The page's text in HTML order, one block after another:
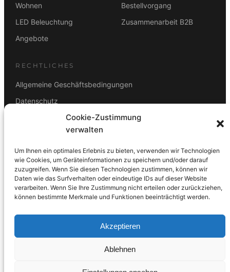
Cookie-Zustimmung
verwalten
Um Ihnen ein optimales Erlebnis zu bieten, verwenden wir Technologien
wie Cookies, um Geräteinformationen zu speichern und/oder darauf
zuzugreifen. Wenn Sie diesen Technologien zustimmen, können wir
Daten wie das Surfverhalten oder eindeutige IDs auf dieser Website
verarbeiten. Wenn Sie Ihre Zustimmung nicht erteilen oder zurückziehen,
können bestimmte Merkmale und Funktionen beeinträchtigt werden.
Akzeptieren
Ablehnen
Wohnen
LED Beleuchtung
Angebote
Bestellvorgang
Zusammenarbeit B2B
RECHTLICHES
Allgemeine Geschäftsbedingungen
Datenschutz
Rücktrittsbelehrung
ZAHLUNGSARTEN
Vorkasse Visa Mastercard Link PayPal
G-Pay
Apple Pay
Klarna
© 2026 DS Lampen GmbH. Alle Rechte vorbehalten.